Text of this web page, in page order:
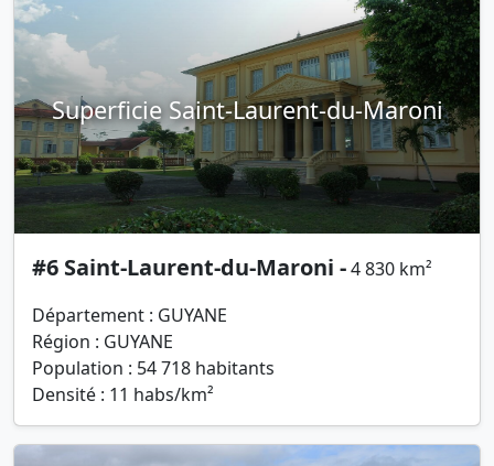
Superficie Saint-Laurent-du-Maroni
#6 Saint-Laurent-du-Maroni -4 830 km²
Département : GUYANE
Région : GUYANE
Population : 54 718 habitants
Densité : 11 habs/km²